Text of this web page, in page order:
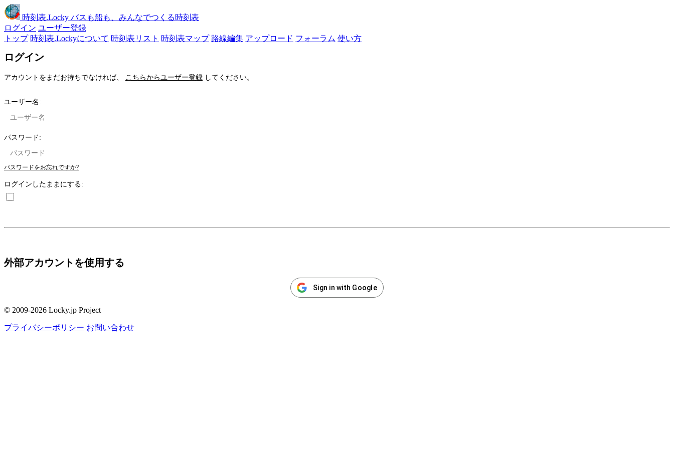
時刻表.Locky バスも船も、みんなでつくる時刻表
ログイン ユーザー登録
トップ 時刻表.Lockyについて 時刻表リスト 時刻表マップ 路線編集 アップロード フォーラム 使い方
ログイン
アカウントをまだお持ちでなければ、 こちらからユーザー登録 してください。
ユーザー名:
パスワード:
パスワードをお忘れですか?
ログインしたままにする:
外部アカウントを使用する
Sign in with Google
© 2009-2026 Locky.jp Project
プライバシーポリシー お問い合わせ